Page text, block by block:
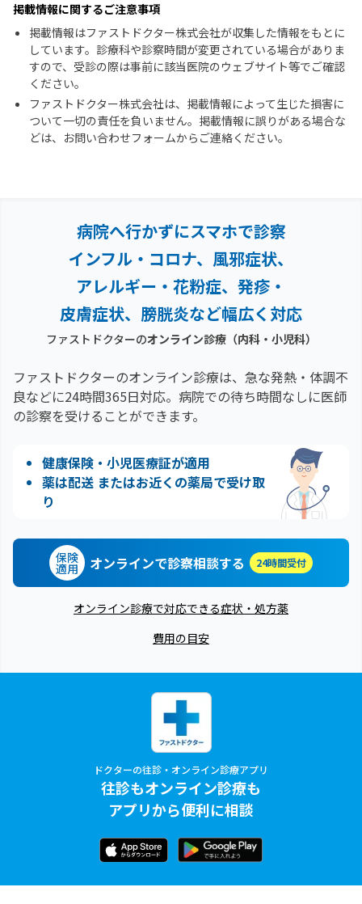
掲載情報に関するご注意事項
掲載情報はファストドクター株式会社が収集した情報をもとに
しています。診療科や診察時間が変更されている場合がありま
すので、受診の際は事前に該当医院のウェブサイト等でご確認
ください。
ファストドクター株式会社は、掲載情報によって生じた損害に
ついて一切の責任を負いません。掲載情報に誤りがある場合な
どは、お問い合わせフォームからご連絡ください。
病院へ行かずにスマホで診察
インフル・コロナ、風邪症状、
アレルギー・花粉症、 発疹・
皮膚症状、膀胱炎など幅広く対応
ファストドクターのオンライン診療（内科・小児科）
ファストドクターのオンライン診療は、急な発熱・体調不
良などに24時間365日対応。 病院での待ち時間なしに医師
の診察を受けることができます。
健康保険・小児医療証が適用
薬は配送 またはお近くの薬局で受け取
り
保険
適用 オンラインで診察相談する 24時間受付
オンライン診療で対応できる症状・処方薬
費用の目安
ドクターの往診・オンライン診療アプリ
往診もオンライン診療も
アプリから便利に相談